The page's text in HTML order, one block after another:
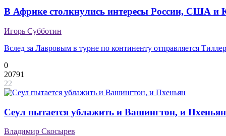
В Африке столкнулись интересы России, США и
Игорь Субботин
Вслед за Лавровым в турне по континенту отправляется
0
20791
22
Cеул пытается ублажить и Вашингтон, и Пхеньян
Владимир Скосырев